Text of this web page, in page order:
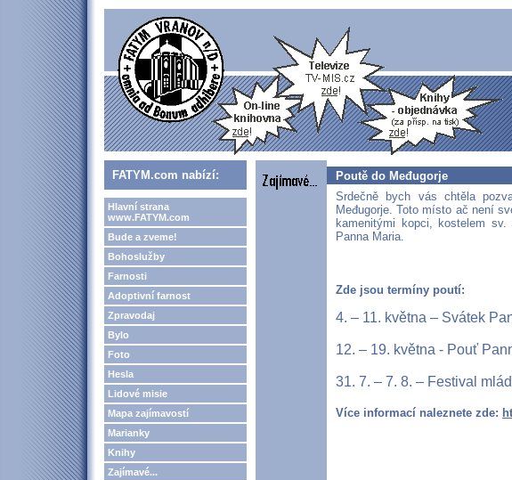
FATYM.com nabízí:
Hlavní strana
www.FATYM.com
Bude a zveme!
Bohoslužby
Farnosti
Adoptivní farnost
Zpravodaj
Bylo
Foto
Hesla
Lidové misie
Mapa zajímavostí
Marianky
Knihy
Zajímavé...
Poutě do Međugorje
Srdečně bych vás chtěla
Međugorje. Toto místo ač není
kamenitými kopci, kostelem
Panna Maria.
Zde jsou termíny poutí:
4. – 11. května – Svátek
12. – 19. května - Pouť
31. 7. – 7. 8. – Festival
Více informací naleznete zde: